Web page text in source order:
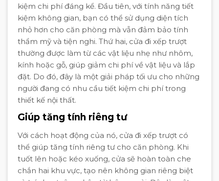
kiệm chi phí đáng kể. Đầu tiên, với tính năng tiết
kiệm không gian, bạn có thể sử dụng diện tích
nhỏ hơn cho căn phòng mà vẫn đảm bảo tính
thẩm mỹ và tiện nghi. Thứ hai, cửa đi xếp trượt
thường được làm từ các vật liệu nhẹ như nhôm,
kính hoặc gỗ, giúp giảm chi phí về vật liệu và lắp
đặt. Do đó, đây là một giải pháp tối ưu cho những
người đang có nhu cầu tiết kiệm chi phí trong
thiết kế nội thất.
Giúp tăng tính riêng tư
Với cách hoạt động của nó, cửa đi xếp trượt có
thể giúp tăng tính riêng tư cho căn phòng. Khi
tuốt lên hoặc kéo xuống, cửa sẽ hoàn toàn che
chắn hai khu vực, tạo nên không gian riêng biệt